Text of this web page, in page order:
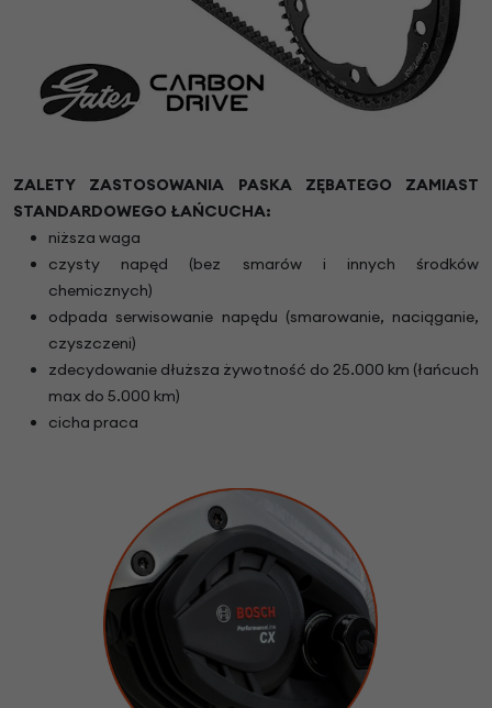
ZALETY ZASTOSOWANIA PASKA ZĘBATEGO ZAMIAST
STANDARDOWEGO ŁAŃCUCHA:
niższa waga
czysty napęd (bez smarów i innych środków
chemicznych)
odpada serwisowanie napędu (smarowanie, naciąganie,
czyszczeni)
zdecydowanie dłuższa żywotność do 25.000 km (łańcuch
max do 5.000 km)
cicha praca